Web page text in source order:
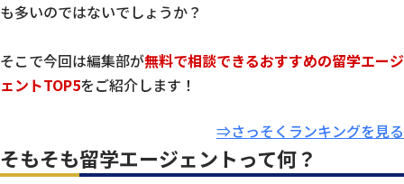
も多いのではないでしょうか？
そこで今回は編集部が無料で相談できるおすすめの留学エージ
ェントTOP5をご紹介します！
⇒さっそくランキングを見る
そもそも留学エージェントって何？